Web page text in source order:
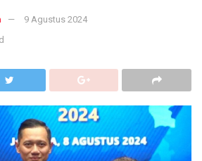
9 Agustus 2024